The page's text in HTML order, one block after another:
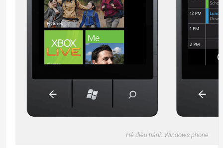
Hệ điều hành Windows phone